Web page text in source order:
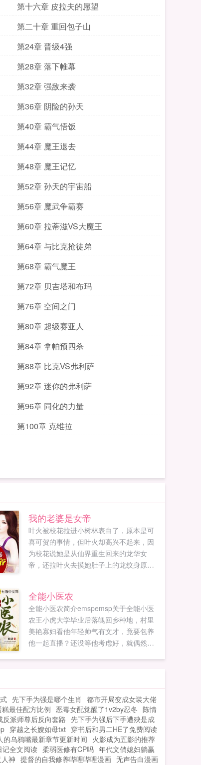
第十六章 皮拉夫的愿望
第二十章 重回包子山
第24章 晋级4强
第28章 落下帷幕
第32章 强敌来袭
第36章 阴险的孙天
第40章 霸气悟饭
第44章 魔王退去
第48章 魔王记忆
第52章 孙天的宇宙船
第56章 魔武争霸赛
第60章 拉蒂滋VS大魔王
第64章 与比克抢徒弟
第68章 霸气魔王
第72章 贝吉塔和布玛
第76章 空间之门
第80章 超级赛亚人
第84章 拿帕预四杀
第88章 比克VS弗利萨
第92章 迷你的弗利萨
第96章 同化的力量
第100章 克维拉
我的老婆是女帝
叶火被校花拉进小树林表白了，原本是可
喜可贺的事情，但叶火却高兴不起来，因
为校花说她是从仙界重生回来的龙华女
帝，还拉叶火去摸她肚子上的龙纹身原┊
全能小医农
全能小医农简介emspemsp关于全能小医
农王小虎大学毕业后落魄回乡种地，村里
美艳寡妇看他年轻帅气有文才，竟要包养
他一起直播？还没等他考虑好，就偶然得
先下手为强是哪个生肖 都市开局变成女装大佬
最佳配方比例 恶毒女配觉醒了1v2by忍冬 陈情
反派师尊后反向套路
先下手为强后下手遭殃是成
穿越之长嫂如母txt 穿书后和男二HE了免费阅读
的乌鸦嘴最新章节更新时间 火影成为五影的推荐
记全文阅读 柔弱医修有CP吗 年代文俏媳妇躺赢
神 提督的自我修养哔哩哔哩漫画 无声告白漫画